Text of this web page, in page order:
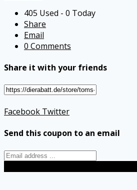
405 Used - 0 Today
Share
Email
0 Comments
Share it with your friends
Facebook Twitter
Send this coupon to an email